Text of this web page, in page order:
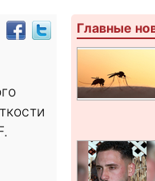
Главные